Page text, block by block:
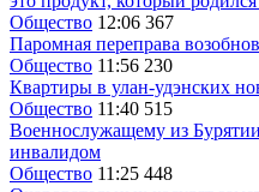
Общество 12:06 367
Паромная переправа
Общество 11:56 230
Квартиры в улан-удэнских
Общество 11:40 515
Военнослужащему из
инвалидом
Общество 11:25 448